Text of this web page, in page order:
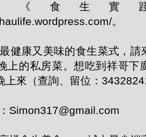
《食生實
。
健康又美味的食生菜式，請
上的私房菜。想吃到祥哥下
上來（查詢、留位：
Simon317@gmail.com